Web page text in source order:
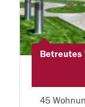
Betreutes
45